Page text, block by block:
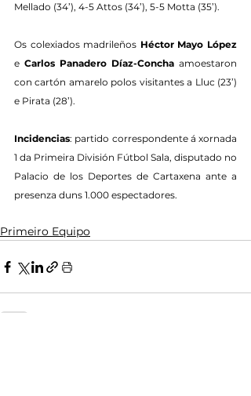
Mellado (34’), 4-5 Attos (34’), 5-5 Motta (35’).
Os colexiados madrileños Héctor Mayo López
e Carlos Panadero Díaz-Concha amoestaron
con cartón amarelo polos visitantes a Lluc (23’)
e Pirata (28’).
Incidencias: partido correspondente á xornada
1 da Primeira División Fútbol Sala, disputado no
Palacio de los Deportes de Cartaxena ante a
presenza duns 1.000 espectadores.
Primeiro Equipo